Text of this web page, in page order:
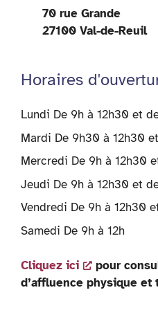
70 rue Grande
27100 Val-de-Reuil
Horaires
Lundi De 9h à 12h30 et
Mardi De 9h30 à 12h30
Mercredi De 9h à 12h30
Jeudi De 9h à 12h30 et
Vendredi De 9h à 12h30
Samedi De 9h à 12h
Cliquez ici
pour
d’affluence physique et